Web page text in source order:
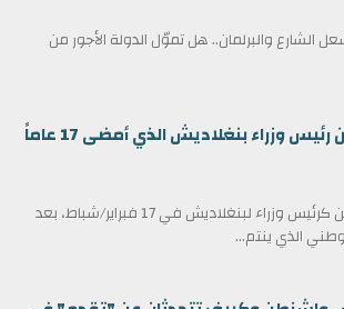
الشارع والبرلمان.. هل تموّل الدولة الأجور من
من هو طارق رحمن رئيس وزراء بنغلاديش الذي أمضى 17 عاماً
أدى طارق رحمن اليمين كرئيس وزراء لبنغلاديش في 17 فبراير/شباط، بعد
الذي ينتم...